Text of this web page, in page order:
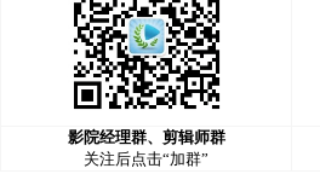
影院经理群、剪辑师群
关注后点击“加群”